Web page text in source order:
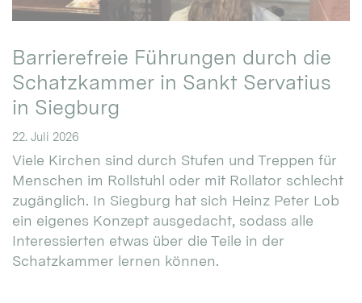
Barrierefreie Führungen durch die
Schatzkammer in Sankt Servatius
in Siegburg
22. Juli 2026
Viele Kirchen sind durch Stufen und Treppen für
Menschen im Rollstuhl oder mit Rollator schlecht
zugänglich. In Siegburg hat sich Heinz Peter Lob
ein eigenes Konzept ausgedacht, sodass alle
Interessierten etwas über die Teile in der
Schatzkammer lernen können.